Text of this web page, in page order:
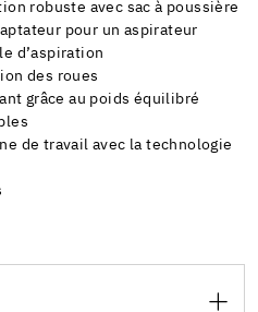
robuste avec sac à poussière
pour un aspirateur
d’aspiration
des roues
grâce au poids équilibré
de travail avec la technologie